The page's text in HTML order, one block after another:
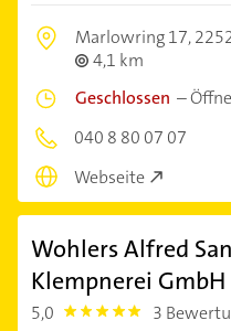
Marlowring 17,
4,1 km
Geschlossen –
040 8 80 07 07
Webseite
Wohlers Alfred
Klempnerei GmbH
5,0 5.0 3